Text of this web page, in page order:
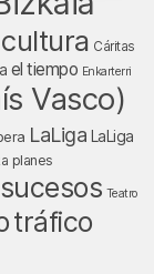
cultura Cáritas
el tiempo Enkarterri
Vasco)
LaLiga LaLiga
planes
sucesos Teatro
tráfico